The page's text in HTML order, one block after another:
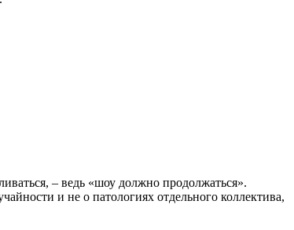
– ведь «шоу должно продолжаться».
и не о патологиях отдельного коллектива,